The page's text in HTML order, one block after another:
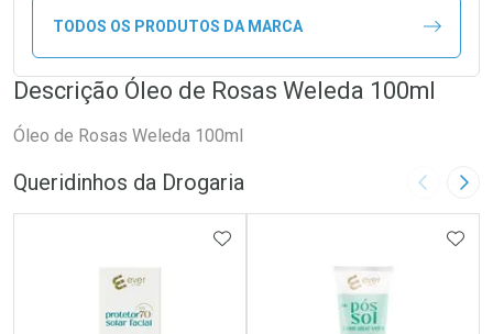
TODOS OS PRODUTOS DA MARCA
Descrição Óleo de Rosas Weleda 100ml
Óleo de Rosas Weleda 100ml
Queridinhos da Drogaria Imagem
ADICIONAR AOS FAVORITOS